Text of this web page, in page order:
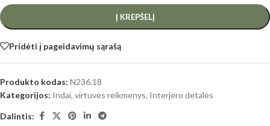
Į KREPŠELĮ
Pridėti į pageidavimų sąrašą
Produkto kodas: N236.18
Kategorijos: Indai, virtuvės reikmenys, Interjero detalės
Dalintis: